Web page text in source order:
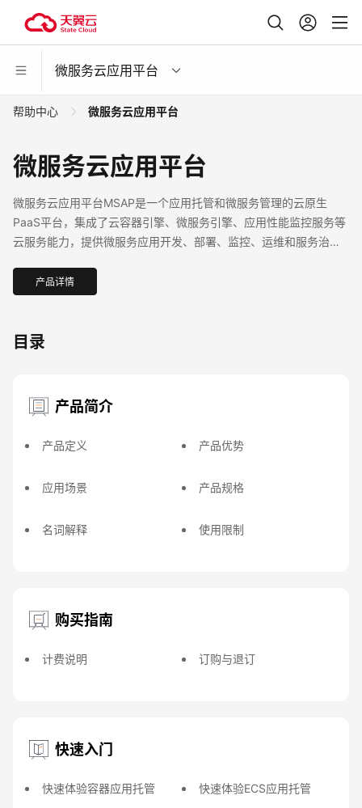
微服务云应用平台
帮助中心 微服务云应用平台
微服务云应用平台
微服务云应用平台MSAP是一个应用托管和微服务管理的云原生
PaaS平台，集成了云容器引擎、微服务引擎、应用性能监控服务等
云服务能力，提供微服务应用开发、部署、监控、运维和服务治理
助企业应用快速上云。
产品详情
目录
产品简介
产品定义 产品优势
应用场景 产品规格
名词解释 使用限制
购买指南
计费说明 订购与退订
快速入门
快速体验容器应用托管 快速体验ECS应用托管